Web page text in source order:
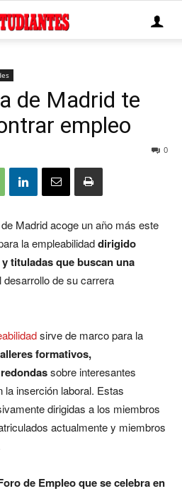
de Madrid te
empleo
0
Madrid acoge un año más este
la empleabilidaddirigido
tituladas que buscan una
desarrollo de su carrera
sirve de marco para la
formativos,
sobre interesantes
inserción laboral. Estas
dirigidas a los miembros
actualmente y miembros
de Empleoque se celebra en